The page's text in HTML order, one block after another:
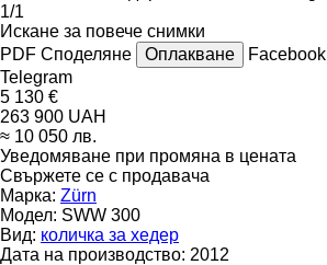
1/1
Искане за повече снимки
PDF Споделяне Оплакване Facebook
Telegram
5 130 €
263 900 UAH
≈ 10 050 лв.
Уведомяване при промяна в цената
Свържете се с продавача
Марка: Zürn
Модел: SWW 300
Вид: количка за хедер
Дата на производство: 2012